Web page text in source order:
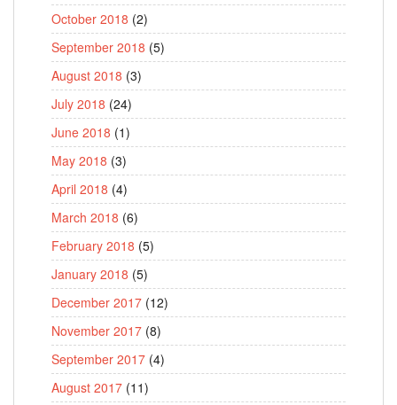
October 2018 (2)
September 2018 (5)
August 2018 (3)
July 2018 (24)
June 2018 (1)
May 2018 (3)
April 2018 (4)
March 2018 (6)
February 2018 (5)
January 2018 (5)
December 2017 (12)
November 2017 (8)
September 2017 (4)
August 2017 (11)